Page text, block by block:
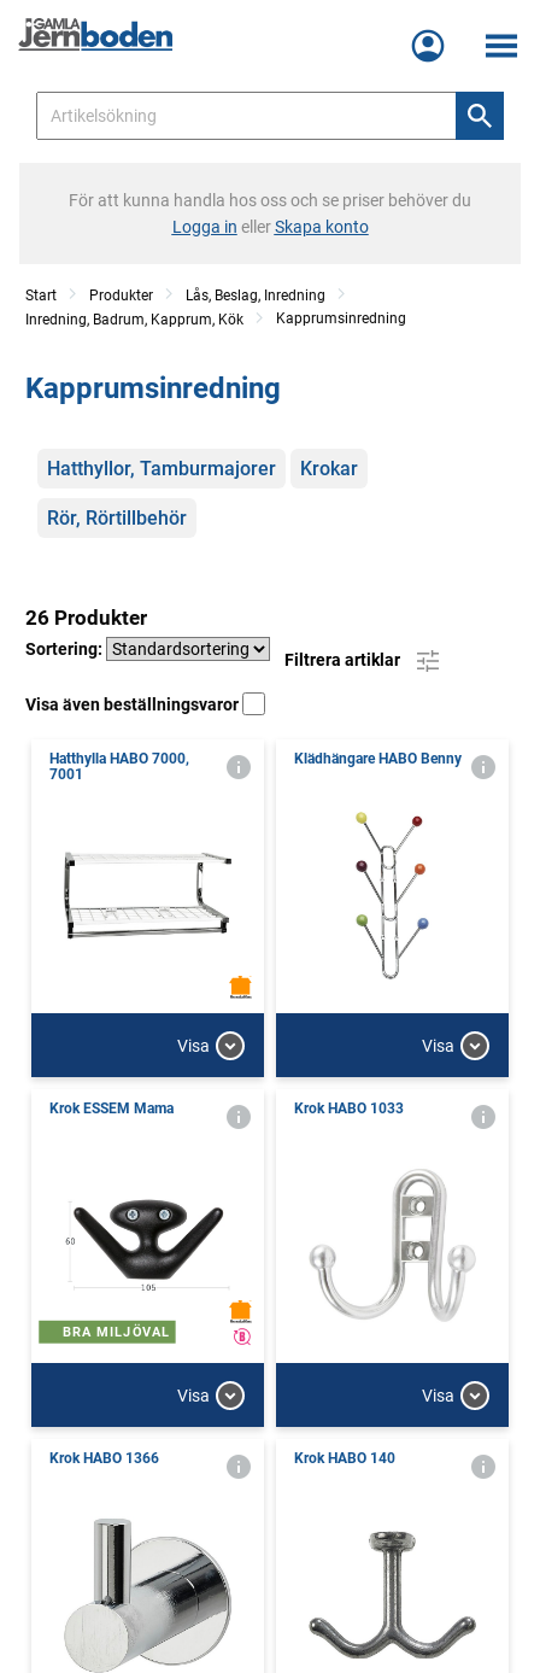
Meny
För att kunna handla hos oss och se priser behöver du
Logga in ellerSkapa konto
Start Produkter
Lås, Beslag, Inredning
Inredning, Badrum, Kapprum, Kök
Kapprumsinredning
Kapprumsinredning
Kategorier
Hatthyllor, Tamburmajorer Krokar
Rör, Rörtillbehör
26 Produkter
Sortering:
Filtrera artiklar
Visa även beställningsvaror
Hatthylla HABO 7000,
7001
Visa
Klädhängare HABO Benny
Visa
Krok ESSEM Mama
BRA MILJÖVAL
Visa
Krok HABO 1033
Visa
Krok HABO 1366 Krok HABO 140